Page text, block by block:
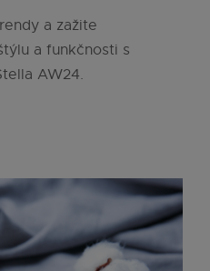
a zažite
a funkčnosti s
AW24.